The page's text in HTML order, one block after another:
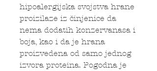
hipoalergijska svojstva hrane
proizilaze iz činjenice da
nema dodatih konzervanasa i
boja, kao i da je hrana
proizvedena od samo jednog
izvora proteina. Pogodna je